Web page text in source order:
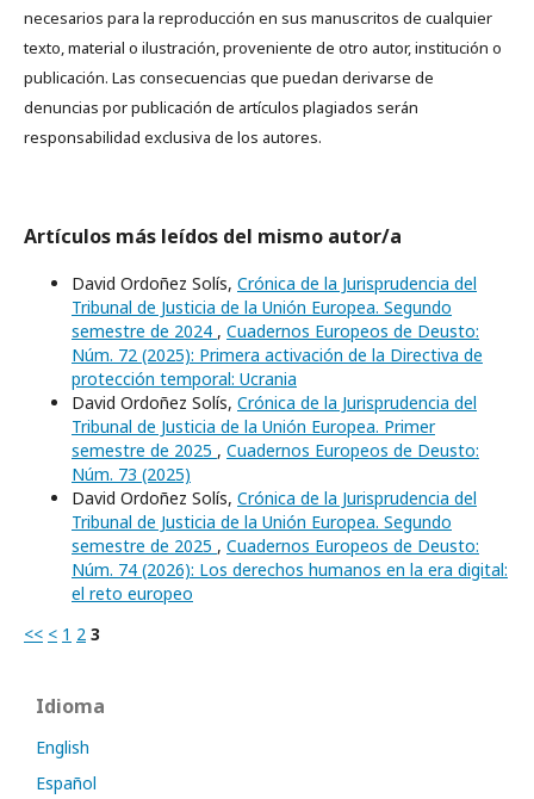
necesarios para la reproducción en sus manuscritos de cualquier
texto, material o ilustración, proveniente de otro autor, institución o
publicación. Las consecuencias que puedan derivarse de
denuncias por publicación de artículos plagiados serán
responsabilidad exclusiva de los autores.
Artículos más leídos del mismo autor/a
David Ordoñez Solís, Crónica de la Jurisprudencia del
Tribunal de Justicia de la Unión Europea. Segundo
semestre de 2024 , Cuadernos Europeos de Deusto:
Núm. 72 (2025): Primera activación de la Directiva de
protección temporal: Ucrania
David Ordoñez Solís, Crónica de la Jurisprudencia del
Tribunal de Justicia de la Unión Europea. Primer
semestre de 2025 , Cuadernos Europeos de Deusto:
Núm. 73 (2025)
David Ordoñez Solís, Crónica de la Jurisprudencia del
Tribunal de Justicia de la Unión Europea. Segundo
semestre de 2025 , Cuadernos Europeos de Deusto:
Núm. 74 (2026): Los derechos humanos en la era digital:
el reto europeo
<< < 1 2 3
Idioma
English
Español